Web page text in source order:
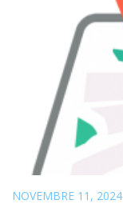
NOVEMBRE 11, 2024